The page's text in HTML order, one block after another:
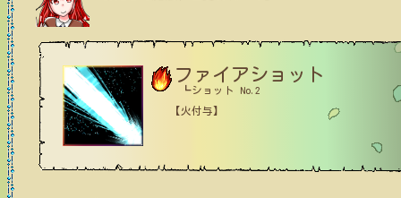
ファイアショット
┗ショット No.2
【火付与】